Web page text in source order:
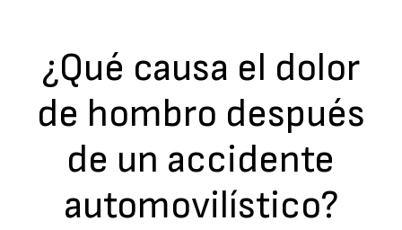
¿Qué causa el dolor
de hombro después
de un accidente
automovilístico?